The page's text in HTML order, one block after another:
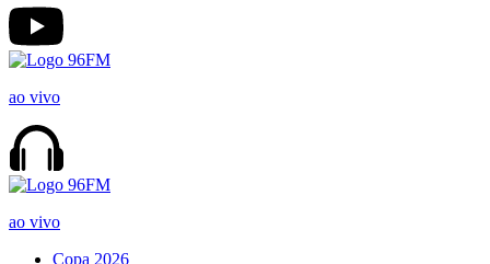
ao vivo
ao vivo
Copa 2026